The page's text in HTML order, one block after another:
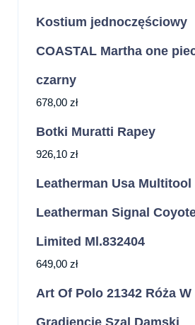
Kostium jednoczęściowy
COASTAL Martha one
czarny
678,00 zł
Botki Muratti Rapey
926,10 zł
Leatherman Usa Multitool
Leatherman Signal
Limited Ml.832404
649,00 zł
Art Of Polo 21342 Róża W
Gradiencie Szal Damski